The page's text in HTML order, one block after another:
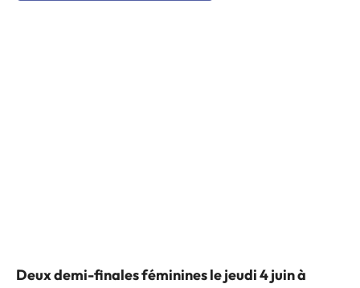
Deux demi-finales féminines le jeudi 4 juin à